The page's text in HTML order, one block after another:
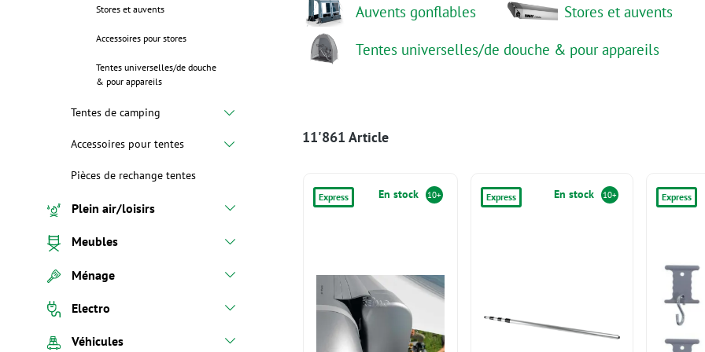
Stores et auvents
Accessoires pour stores
Tentes universelles/de douche
& pour appareils
Tentes de camping
Accessoires pour tentes
Pièces de rechange tentes
Plein air/loisirs
Meubles
Ménage
Electro
Véhicules
Auvents gonflables
Stores et auvents
Tentes universelles/de douche & pour appareils
11'861 Article
Express En stock 10+ Express En stock 10+ Express